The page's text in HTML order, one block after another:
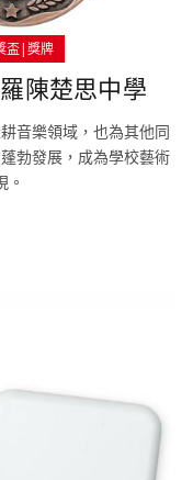
盃|獎牌
陳楚思中學
音樂領域，也為其他同
勃發展，成為學校藝術
。